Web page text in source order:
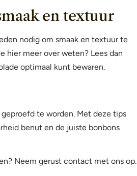
en textuur
nodig om smaak en textuur te
hier meer over weten? Lees dan
optimaal kunt bewaren.
te worden. Met deze tips
benut en de juiste bonbons
Neem gerust contact met ons op.